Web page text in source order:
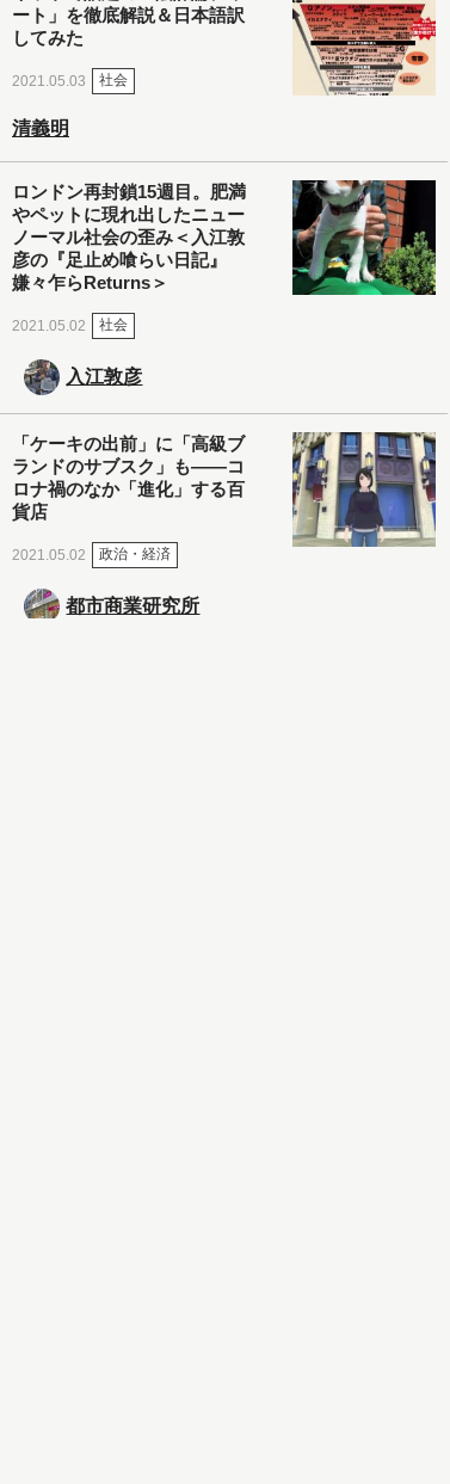
ート」を徹底解説＆日本語訳
してみた
2021.05.03 社会
清義明
ロンドン再封鎖15週目。肥満
やペットに現れ出したニュー
ノーマル社会の歪み＜入江敦
彦の『足止め喰らい日記』
嫌々乍らReturns＞
2021.05.02 社会
入江敦彦
「ケーキの出前」に「高級ブ
ランドのサブスク」も――コ
ロナ禍のなか「進化」する百
貨店
2021.05.02 政治・経済
都市商業研究所